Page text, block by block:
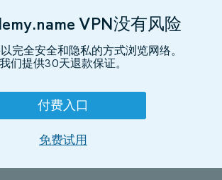
VPN没有风险
完全安全和隐私的方式浏览网络。
我们提供30天退款保证。
付费入口
免费试用